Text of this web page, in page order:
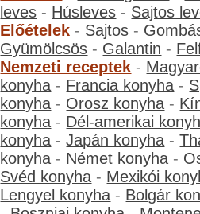
leves - Húsleves - Sajtos
Előételek - Sajtos -
Gyümölcsös - Galantin -
Nemzeti receptek -
konyha - Francia konyha -
konyha - Orosz konyha -
konyha - Dél-amerikai
konyha -Japán konyha -
konyha - Német konyha -
Svéd konyha - Mexikói
Lengyel konyha - Bolgár